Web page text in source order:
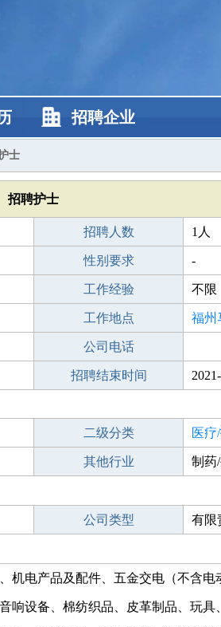
招聘企业
士
招聘护士
招聘人数 1人
性别要求 -
工作经验 不限
工作地点 福州
公司电话
招聘结束时间
二级分类 医疗
其他行业 制药
公司类型 有限
机电产品及配件、五金交电（不含电
响设备、棉纺织品、皮革制品、玩具